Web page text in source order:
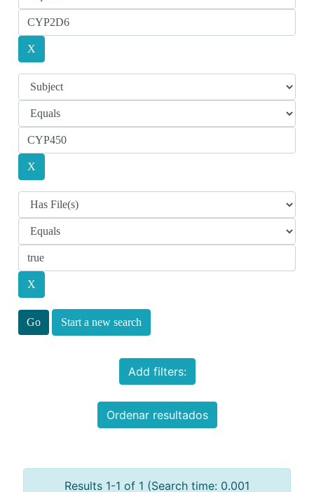
Start a new search
Add filters:
Ordenar resultados
Results 1-1 of 1 (Search time: 0.001